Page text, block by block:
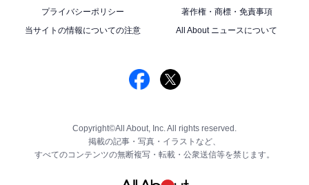
プライバシーポリシー
著作権・商標・免責事項
当サイトの情報についての注意
All About ニュースについて
Copyright©All About, Inc. All rights reserved.
掲載の記事・写真・イラストなど、
すべてのコンテンツの無断複写・転載・公衆送信等を禁じます。